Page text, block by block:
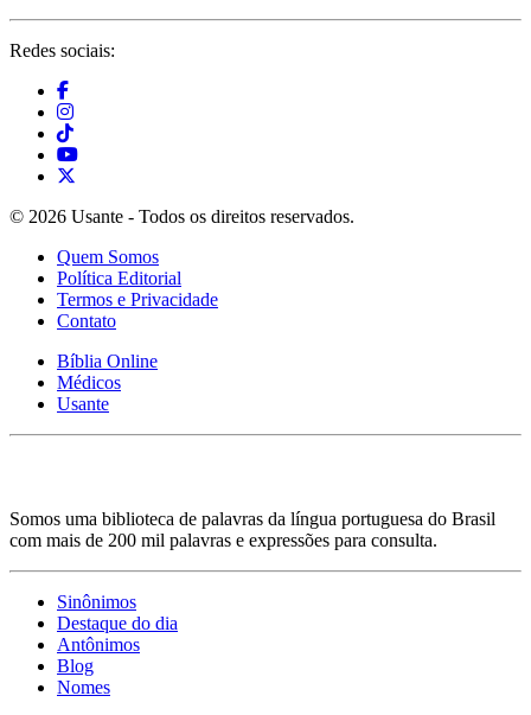
Redes sociais:
© 2026 Usante - Todos os direitos reservados.
Quem Somos
Política Editorial
Termos e Privacidade
Contato
Bíblia Online
Médicos
Usante
Somos uma biblioteca de palavras da língua portuguesa do Brasil
com mais de 200 mil palavras e expressões para consulta.
Sinônimos
Destaque do dia
Antônimos
Blog
Nomes